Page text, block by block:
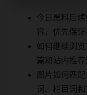
今日黑料后
容，优先保
如何继续浏
篇和站内推荐
图片如何匹
词、栏目词和